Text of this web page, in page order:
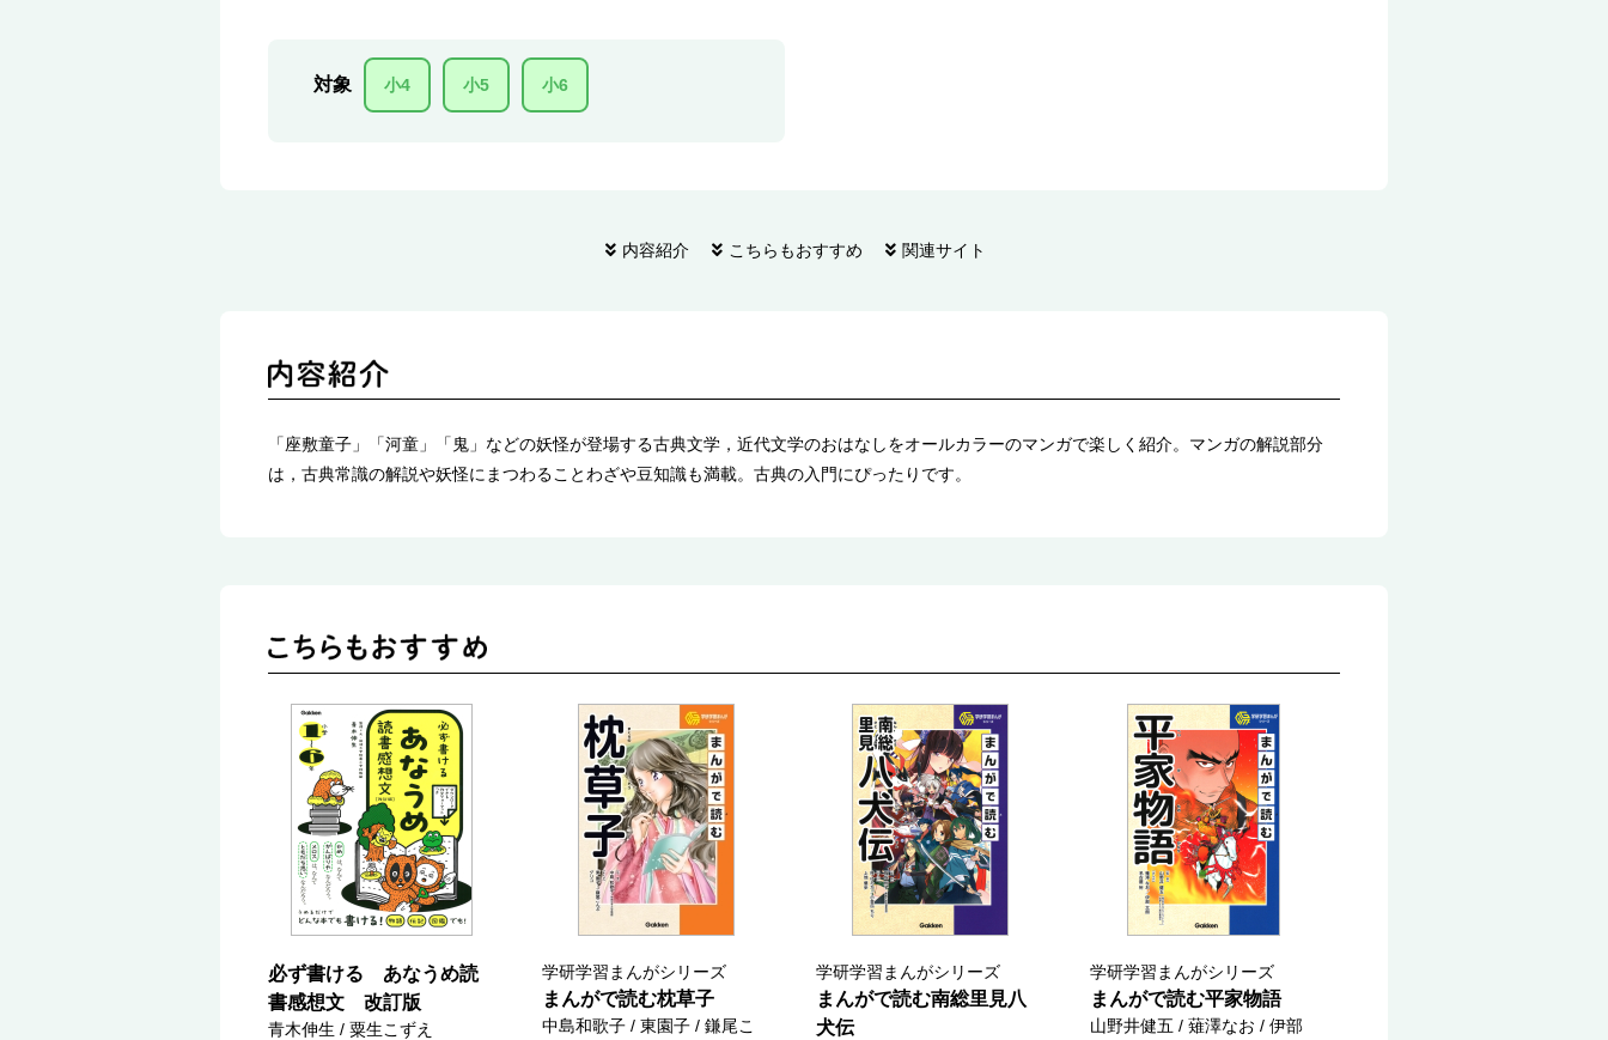
対象 小4 小5 小6
内容紹介 こちらもおすすめ 関連サイト
「座敷童子」「河童」「鬼」などの妖怪が登場する古典文学，近代文学のおはなしをオールカラーのマンガで楽しく紹介。マンガの解説部分
は，古典常識の解説や妖怪にまつわることわざや豆知識も満載。古典の入門にぴったりです。
必ず書ける あなうめ読
書感想文 改訂版
青木伸生 / 粟生こずえ
学研学習まんがシリーズ
まんがで読む枕草子
中島和歌子 / 東園子 / 鎌尾こ
学研学習まんがシリーズ
まんがで読む南総里見八
犬伝
学研学習まんがシリーズ
まんがで読む平家物語
山野井健五 / 薙澤なお / 伊部